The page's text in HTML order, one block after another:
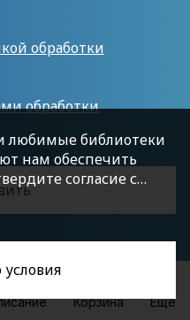
обработки
обработки
Корзина Еще
любимые библиотеки
нам обеспечить
согласие с
нажав
продолжить.